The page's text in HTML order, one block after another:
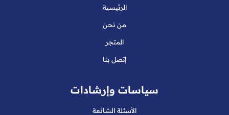
الرئيسية
من نحن
المتجر
إتصل بنا
سياسات وإرشادات
الأسئلة الشائعة